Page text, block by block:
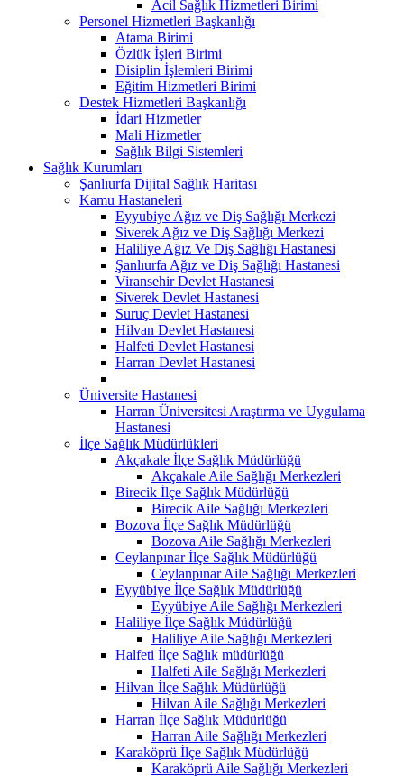
Acil Sağlık Hizmetleri Birimi
Personel Hizmetleri Başkanlığı
Atama Birimi
Özlük İşleri Birimi
Disiplin İşlemleri Birimi
Eğitim Hizmetleri Birimi
Destek Hizmetleri Başkanlığı
İdari Hizmetler
Mali Hizmetler
Sağlık Bilgi Sistemleri
Sağlık Kurumları
Şanlıurfa Dijital Sağlık Haritası
Kamu Hastaneleri
Eyyubiye Ağız ve Diş Sağlığı Merkezi
Siverek Ağız ve Diş Sağlığı Merkezi
Haliliye Ağız Ve Diş Sağlığı Hastanesi
Şanlıurfa Ağız ve Diş Sağlığı Hastanesi
Viransehir Devlet Hastanesi
Siverek Devlet Hastanesi
Suruç Devlet Hastanesi
Hilvan Devlet Hastanesi
Halfeti Devlet Hastanesi
Harran Devlet Hastanesi
Üniversite Hastanesi
Harran Üniversitesi Araştırma ve Uygulama
Hastanesi
İlçe Sağlık Müdürlükleri
Akçakale İlçe Sağlık Müdürlüğü
Akçakale Aile Sağlığı Merkezleri
Birecik İlçe Sağlık Müdürlüğü
Birecik Aile Sağlığı Merkezleri
Bozova İlçe Sağlık Müdürlüğü
Bozova Aile Sağlığı Merkezleri
Ceylanpınar İlçe Sağlık Müdürlüğü
Ceylanpınar Aile Sağlığı Merkezleri
Eyyübiye İlçe Sağlık Müdürlüğü
Eyyübiye Aile Sağlığı Merkezleri
Haliliye İlçe Sağlık Müdürlüğü
Haliliye Aile Sağlığı Merkezleri
Halfeti İlçe Sağlık müdürlüğü
Halfeti Aile Sağlığı Merkezleri
Hilvan İlçe Sağlık Müdürlüğü
Hilvan Aile Sağlığı Merkezleri
Harran İlçe Sağlık Müdürlüğü
Harran Aile Sağlığı Merkezleri
Karaköprü İlçe Sağlık Müdürlüğü
Karaköprü Aile Sağlığı Merkezleri